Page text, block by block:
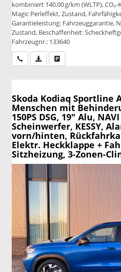
kombiniert 140.00 g/km (WLTP), CO₂-
Magic Perleffekt, Zustand,
Garantieleistung: Fahrzeuggarantie,
Zustand, Beschaffenheit:
Fahrzeugnr.: 133640
Wir rufen Sie anPDF-Datei, Fahrzeugexposé
Skoda Kodiaq Sportline
Menschen mit
150PS DSG, 19" Alu,
Scheinwerfer, KESSY,
vorn/hinten,
Elektr. Heckklappe +
Sitzheizung, 3-Zonen-